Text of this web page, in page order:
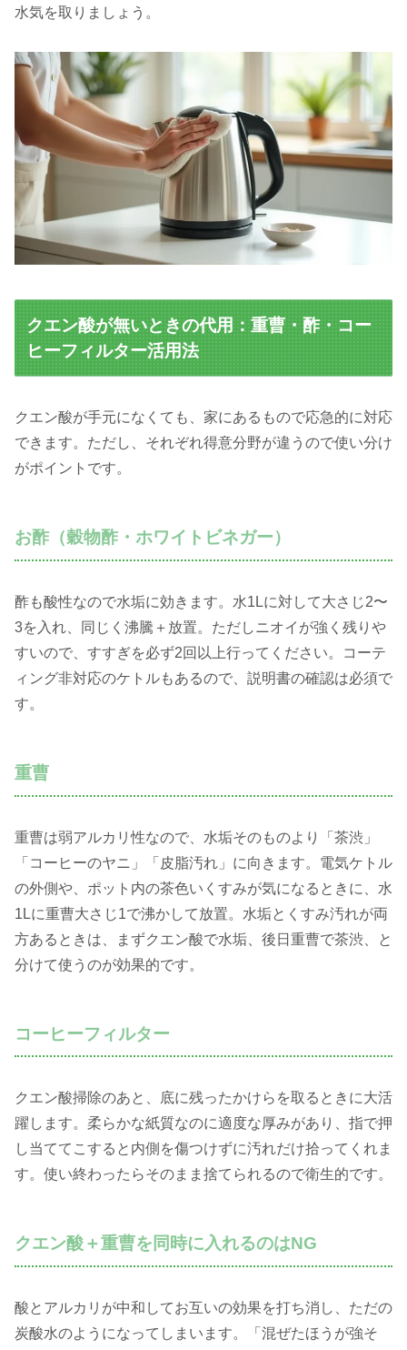
水気を取りましょう。
クエン酸が無いときの代用：重曹・酢・コー
ヒーフィルター活用法
クエン酸が手元になくても、家にあるもので応急的に対応
できます。ただし、それぞれ得意分野が違うので使い分け
がポイントです。
お酢（穀物酢・ホワイトビネガー）
酢も酸性なので水垢に効きます。水1Lに対して大さじ2〜
3を入れ、同じく沸騰＋放置。ただしニオイが強く残りや
すいので、すすぎを必ず2回以上行ってください。コーテ
ィング非対応のケトルもあるので、説明書の確認は必須で
す。
重曹
重曹は弱アルカリ性なので、水垢そのものより「茶渋」
「コーヒーのヤニ」「皮脂汚れ」に向きます。電気ケトル
の外側や、ポット内の茶色いくすみが気になるときに、水
1Lに重曹大さじ1で沸かして放置。水垢とくすみ汚れが両
方あるときは、まずクエン酸で水垢、後日重曹で茶渋、と
分けて使うのが効果的です。
コーヒーフィルター
クエン酸掃除のあと、底に残ったかけらを取るときに大活
躍します。柔らかな紙質なのに適度な厚みがあり、指で押
し当ててこすると内側を傷つけずに汚れだけ拾ってくれま
す。使い終わったらそのまま捨てられるので衛生的です。
クエン酸＋重曹を同時に入れるのはNG
酸とアルカリが中和してお互いの効果を打ち消し、ただの
炭酸水のようになってしまいます。「混ぜたほうが強そ